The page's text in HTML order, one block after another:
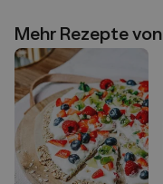
Mehr Rezepte